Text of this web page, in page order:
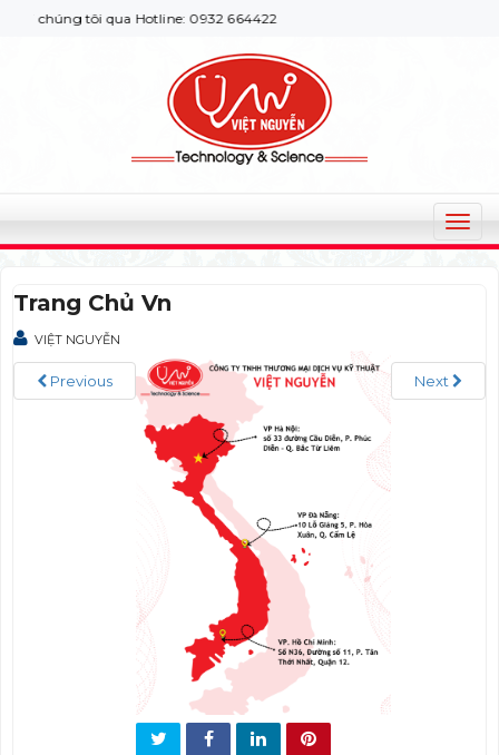
chúng tôi qua Hotline: 0932 664422
T
o
n
a
Trang Chủ Vn
VIỆT NGUYỄN
Previous Next